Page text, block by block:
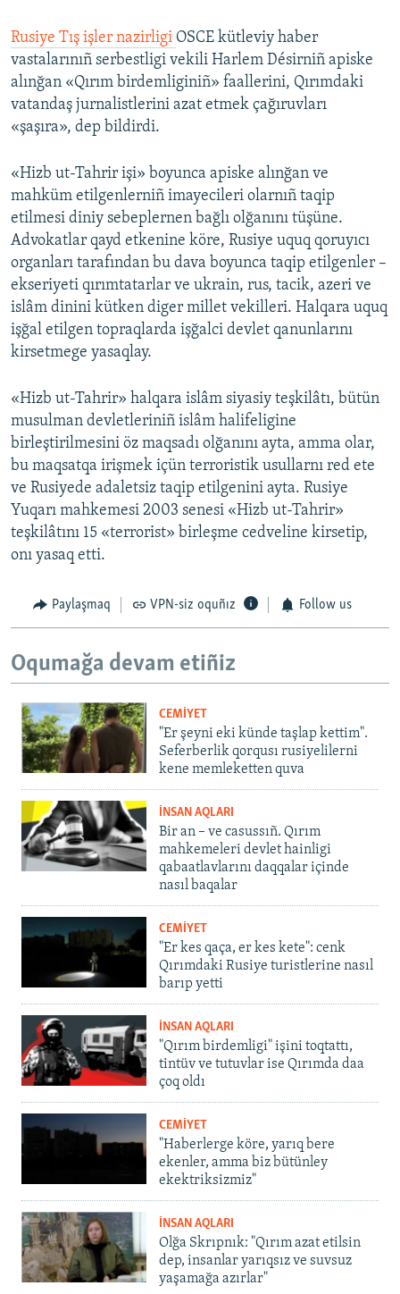
Rusiye Tış işler nazirligi OSCE kütleviy haber
vastalarınıñ serbestligi vekili Harlem Désirniñ apiske
alınğan «Qırım birdemliginiñ» faallerini, Qırımdaki
vatandaş jurnalistlerini azat etmek çağıruvları
«şaşıra», dep bildirdi.
«Hizb ut-Tahrir işi» boyunca apiske alınğan ve
mahküm etilgenlerniñ imayecileri olarnıñ taqip
etilmesi diniy sebeplernen bağlı olğanını tüşüne.
Advokatlar qayd etkenine köre, Rusiye uquq qoruyıcı
organları tarafından bu dava boyunca taqip etilgenler –
ekseriyeti qırımtatarlar ve ukrain, rus, tacik, azeri ve
islâm dinini kütken diger millet vekilleri. Halqara uquq
işğal etilgen topraqlarda işğalci devlet qanunlarını
kirsetmege yasaqlay.
«Hizb ut-Tahrir» halqara islâm siyasiy teşkilâtı, bütün
musulman devletleriniñ islâm halifeligine
birleştirilmesini öz maqsadı olğanını ayta, amma olar,
bu maqsatqa irişmek içün terroristik usullarnı red ete
ve Rusiyede adaletsiz taqip etilgenini ayta. Rusiye
Yuqarı mahkemesi 2003 senesi «Hizb ut-Tahrir»
teşkilâtını 15 «terrorist» birleşme cedveline kirsetip,
onı yasaq etti.
Paylaşmaq VPN-siz oquñız Follow us
Oqumağa devam etiñiz
CEMİYET
"Er şeyni eki künde taşlap kettim".
Seferberlik qorqusı rusiyelilerni
kene memleketten quva
İNSAN AQLARI
Bir an – ve casussıñ. Qırım
mahkemeleri devlet hainligi
qabaatlavlarını daqqalar içinde
nasıl baqalar
CEMİYET
"Er kes qaça, er kes kete": cenk
Qırımdaki Rusiye turistlerine nasıl
barıp yetti
İNSAN AQLARI
"Qırım birdemligi" işini toqtattı,
tintüv ve tutuvlar ise Qırımda daa
çoq oldı
CEMİYET
"Haberlerge köre, yarıq bere
ekenler, amma biz bütünley
ekektriksizmiz"
İNSAN AQLARI
Olğa Skrıpnık: "Qırım azat etilsin
dep, insanlar yarıqsız ve suvsuz
yaşamağa azırlar"